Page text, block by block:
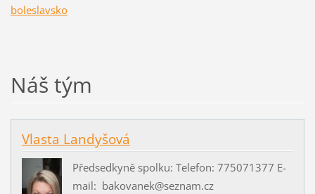
boleslavsko
Náš tým
Vlasta Landyšová
Předsedkyně spolku: Telefon: 775071377 E-
mail: bakovanek@seznam.cz